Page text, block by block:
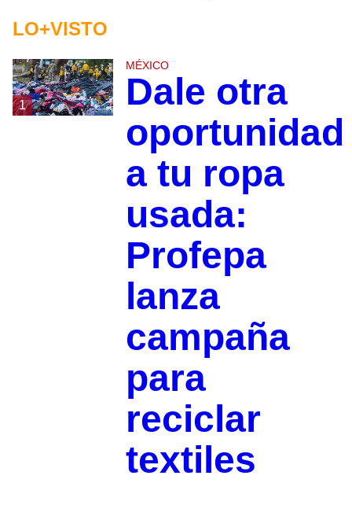
LO+VISTO
1
MÉXICO
Dale otra
oportunidad
a tu ropa
usada:
Profepa
lanza
campaña
para
reciclar
textiles